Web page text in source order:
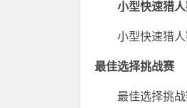
小型快速猎
小型快速猎
最佳选择挑战赛
最佳选择挑